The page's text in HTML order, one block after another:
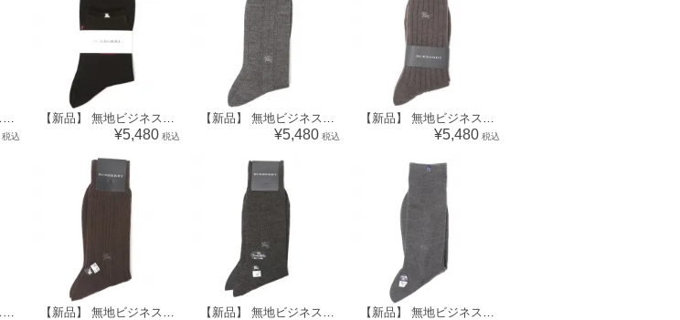
【新品】 無地ビジネスソックス 靴下 バーバリーズ 70574 Burberrys グレー メンズ
税込
【新品】 無地ビジネスソックス 靴下 バーバリー 70572 BURBERRY ブラック メンズ
¥5,480 税込
【新品】 無地ビジネスソックス バーバリー 70567 BURBERRY グレー メンズ
¥5,480 税込
【新品】 無地ビジネスソックス 靴下 バーバリー 70566 BURBERRY グレー メンズ
¥5,480 税込
【新品】 無地ビジネスソックス 靴下 バーバリー 70565 BURBERRY グレー メンズ 【新品】 無地ビジネスソックス 靴下 バーバリー 70564 BURBERRY ブラウン メンズ 【新品】 無地ビジネスソックス 靴下 バーバリー 70563 BURBERRY グレー メンズ 【新品】 無地ビジネスソックス 靴下 バーバリー 70561 BURBERRY グレー メンズ